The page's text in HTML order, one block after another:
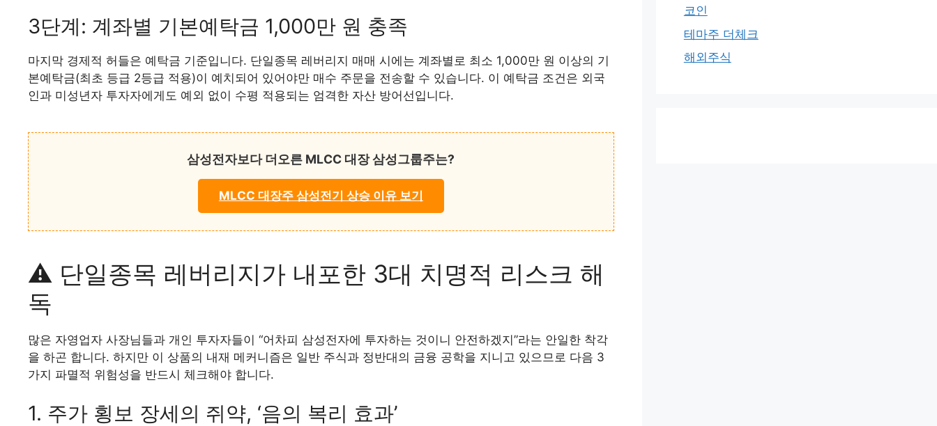
3단계: 계좌별 기본예탁금 1,000만 원 충족
마지막 경제적 허들은 예탁금 기준입니다. 단일종목 레버리지 매매 시에는 계좌별로 최소 1,000만 원 이상의 기
본예탁금(최초 등급 2등급 적용)이 예치되어 있어야만 매수 주문을 전송할 수 있습니다. 이 예탁금 조건은 외국
인과 미성년자 투자자에게도 예외 없이 수평 적용되는 엄격한 자산 방어선입니다.
삼성전자보다 더오른 MLCC 대장 삼성그룹주는?
MLCC 대장주 삼성전기 상승 이유 보기
⚠️ 단일종목 레버리지가 내포한 3대 치명적 리스크 해
독
많은 자영업자 사장님들과 개인 투자자들이 “어차피 삼성전자에 투자하는 것이니 안전하겠지”라는 안일한 착각
을 하곤 합니다. 하지만 이 상품의 내재 메커니즘은 일반 주식과 정반대의 금융 공학을 지니고 있으므로 다음 3
가지 파멸적 위험성을 반드시 체크해야 합니다.
1. 주가 횡보 장세의 쥐약, ‘음의 복리 효과’
코인
테마주 더체크
해외주식